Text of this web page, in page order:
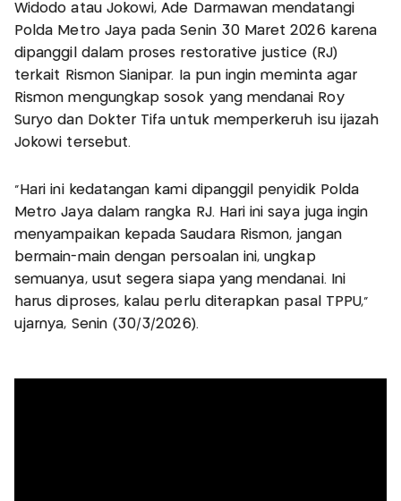
Widodo atau Jokowi, Ade Darmawan mendatangi
Polda Metro Jaya pada Senin 30 Maret 2026 karena
dipanggil dalam proses restorative justice (RJ)
terkait Rismon Sianipar. Ia pun ingin meminta agar
Rismon mengungkap sosok yang mendanai Roy
Suryo dan Dokter Tifa untuk memperkeruh isu ijazah
Jokowi tersebut.
"Hari ini kedatangan kami dipanggil penyidik Polda
Metro Jaya dalam rangka RJ. Hari ini saya juga ingin
menyampaikan kepada Saudara Rismon, jangan
bermain-main dengan persoalan ini, ungkap
semuanya, usut segera siapa yang mendanai. Ini
harus diproses, kalau perlu diterapkan pasal TPPU,"
ujarnya, Senin (30/3/2026).